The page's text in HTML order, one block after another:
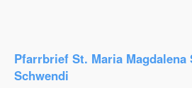
Pfarrbrief St. Maria Magdalena
Schwendi